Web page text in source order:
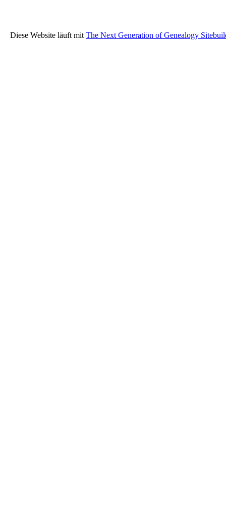
Diese Website läuft mit The Next Generation of Genealogy